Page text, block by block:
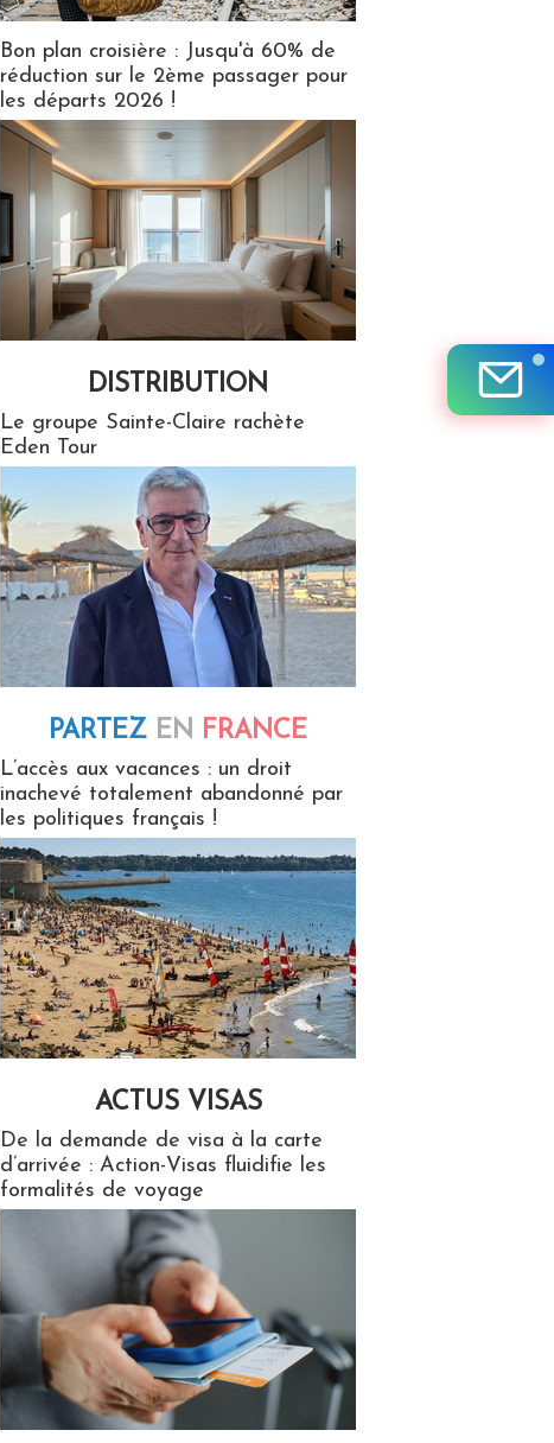
Bon plan croisière : Jusqu'à 60% de
réduction sur le 2ème passager pour
les départs 2026 !
DISTRIBUTION
Le groupe Sainte-Claire rachète
Eden Tour
PARTEZ EN FRANCE
L’accès aux vacances : un droit
inachevé totalement abandonné par
les politiques français !
ACTUS VISAS
De la demande de visa à la carte
d’arrivée : Action-Visas fluidifie les
formalités de voyage